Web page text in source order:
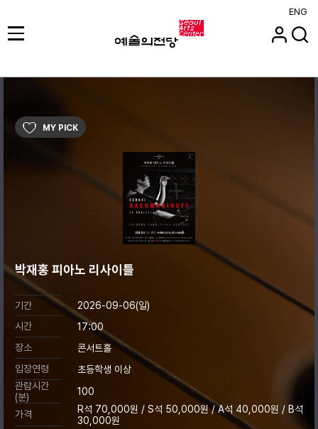
ENG
MY PICK
박재홍 피아노 리사이틀
기간
2026-09-06(일)
시간
17:00
장소
콘서트홀
입장연령
초등학생 이상
관람시간
(분)
100
가격
R석 70,000원 / S석 50,000원 / A석 40,000원 / B석
30,000원